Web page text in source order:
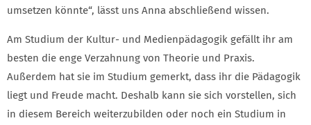
umsetzen könnte“, lässt uns Anna abschließend wissen.
Am Studium der Kultur- und Medienpädagogik gefällt ihr am
besten die enge Verzahnung von Theorie und Praxis.
Außerdem hat sie im Studium gemerkt, dass ihr die Pädagogik
liegt und Freude macht. Deshalb kann sie sich vorstellen, sich
in diesem Bereich weiterzubilden oder noch ein Studium in